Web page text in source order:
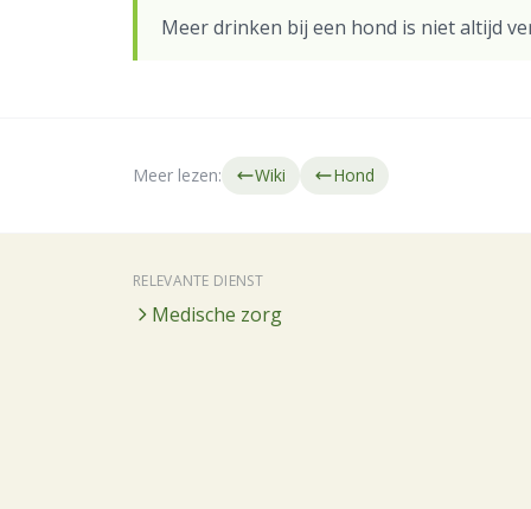
Meer drinken bij een hond is niet altijd
Meer lezen: Wiki Hond
RELEVANTE DIENST
Medische zorg